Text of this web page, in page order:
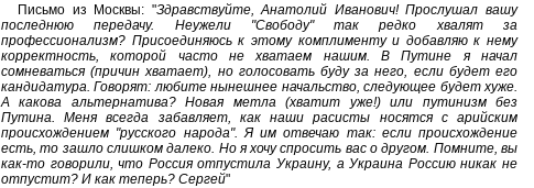
Письмо из Москвы: "Здравствуйте, Анатолий Иванович! Прослушал вашу
последнюю передачу. Неужели "Свободу" так редко хвалят за
профессионализм? Присоединяюсь к этому комплименту и добавляю к нему
корректность, которой часто не хватаем нашим. В Путине я начал
сомневаться (причин хватает), но голосовать буду за него, если будет его
кандидатура. Говорят: любите нынешнее начальство, следующее будет хуже.
А какова альтернатива? Новая метла (хватит уже!) или путинизм без
Путина. Меня всегда забавляет, как наши расисты носятся с арийским
происхождением "русского народа". Я им отвечаю так: если происхождение
есть, то зашло слишком далеко. Но я хочу спросить вас о другом. Помните, вы
как-то говорили, что Россия отпустила Украину, а Украина Россию никак не
отпустит? И как теперь? Сергей"